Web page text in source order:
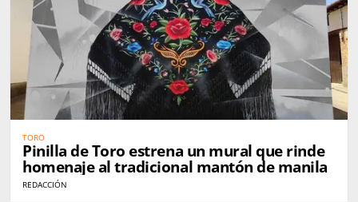
TORO
Pinilla de Toro estrena un mural que rinde
homenaje al tradicional mantón de manila
REDACCIÓN